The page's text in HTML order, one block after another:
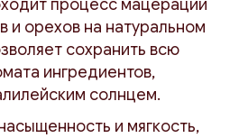
процесс мацерации
и орехов на натуральном
сохранить всю
ингредиентов,
солнцем.
и мягкость,